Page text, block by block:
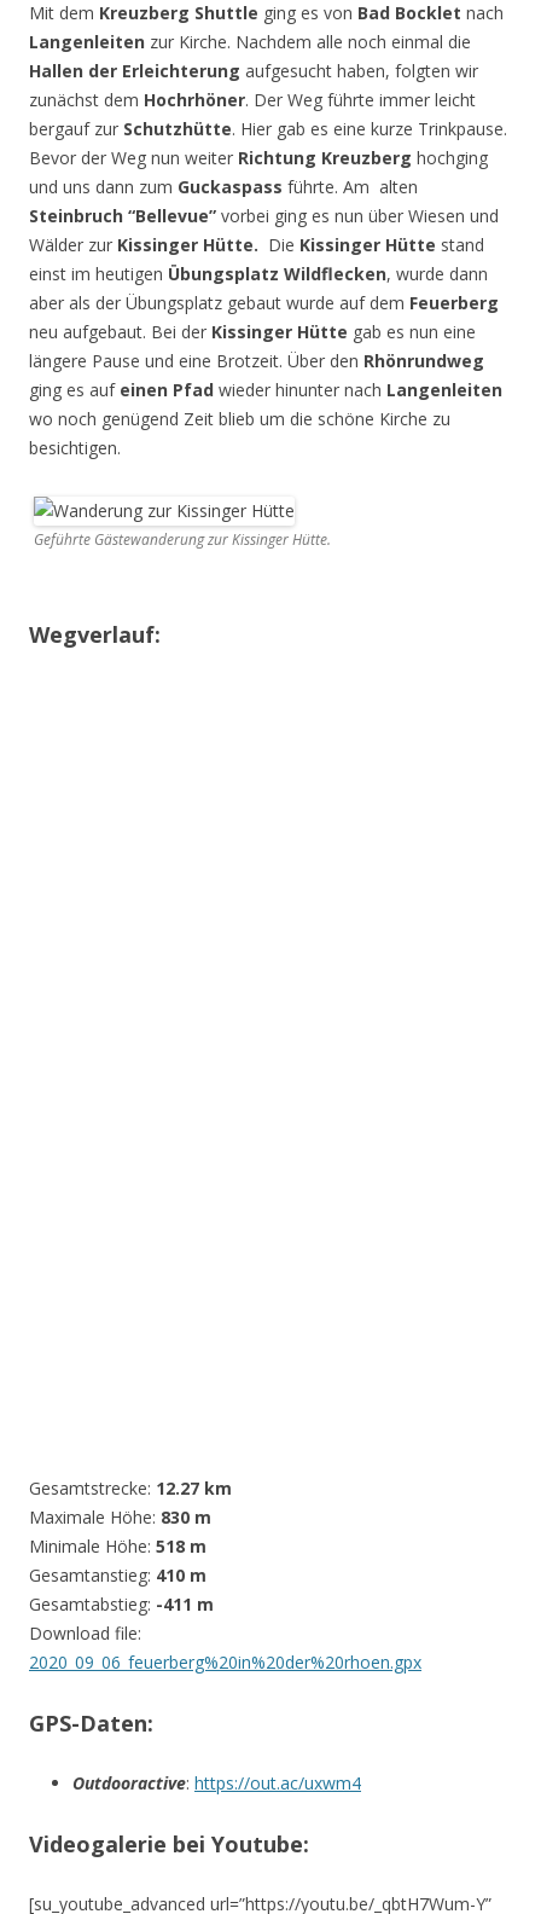
Mit dem Kreuzberg Shuttle ging es von Bad Bocklet nach
Langenleiten zur Kirche. Nachdem alle noch einmal die
Hallen der Erleichterung aufgesucht haben, folgten wir
zunächst dem Hochrhöner. Der Weg führte immer leicht
bergauf zur Schutzhütte. Hier gab es eine kurze Trinkpause.
Bevor der Weg nun weiter Richtung Kreuzberg hochging
und uns dann zum Guckaspass führte. Am alten
Steinbruch “Bellevue” vorbei ging es nun über Wiesen und
Wälder zur Kissinger Hütte. Die Kissinger Hütte stand
einst im heutigen Übungsplatz Wildflecken, wurde dann
aber als der Übungsplatz gebaut wurde auf dem Feuerberg
neu aufgebaut. Bei der Kissinger Hütte gab es nun eine
längere Pause und eine Brotzeit. Über den Rhönrundweg
ging es auf einen Pfad wieder hinunter nach Langenleiten
wo noch genügend Zeit blieb um die schöne Kirche zu
besichtigen.
Geführte Gästewanderung zur Kissinger Hütte.
Wegverlauf:
Gesamtstrecke: 12.27 km
Maximale Höhe: 830 m
Minimale Höhe: 518 m
Gesamtanstieg: 410 m
Gesamtabstieg: -411 m
Download file:
2020_09_06_feuerberg%20in%20der%20rhoen.gpx
GPS-Daten:
Outdooractive: https://out.ac/uxwm4
Videogalerie bei Youtube:
[su_youtube_advanced url=”https://youtu.be/_qbtH7Wum-Y”